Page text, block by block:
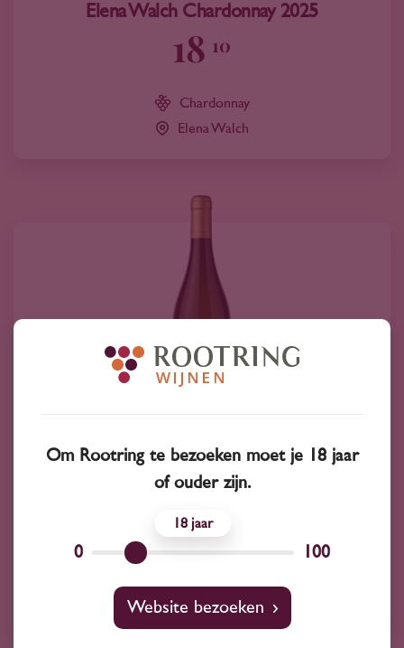
Elena Walch Chardonnay 2025
18 10
Chardonnay
Elena Walch
2025 Italië
Elena Walch Pinot Bianco 2025
18 10
Elena Walch
Om Rootring te bezoeken moet je 18 jaar
of ouder zijn.
0
18
100
Website bezoeken